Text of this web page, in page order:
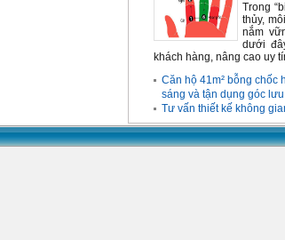
Trong
thủy,
nắm
dưới
khách hàng, nâng cao uy
Căn hộ 41m² bỗng chốc
sáng và tận dụng góc
Tư vấn thiết kế không